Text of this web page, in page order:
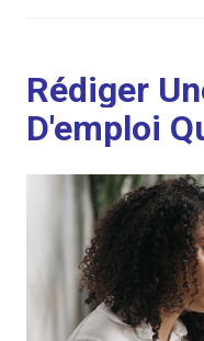
Rédiger
D'emploi